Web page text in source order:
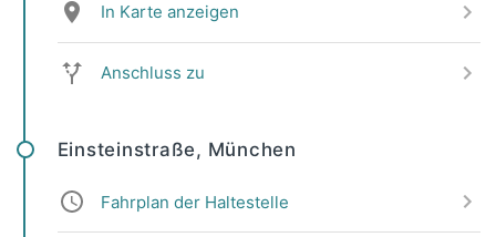
In Karte anzeigen
Anschluss zu
Einsteinstraße, München
Fahrplan der Haltestelle